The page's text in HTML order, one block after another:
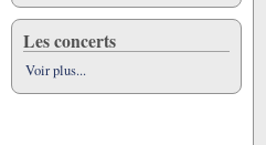
Les concerts
Voir plus...